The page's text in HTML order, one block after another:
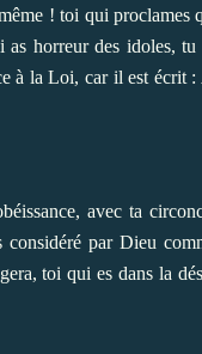
! toi qui proclames
horreur des idoles, tu
à la Loi, car il est écrit :
avec ta
par Dieu
toi qui es dans la